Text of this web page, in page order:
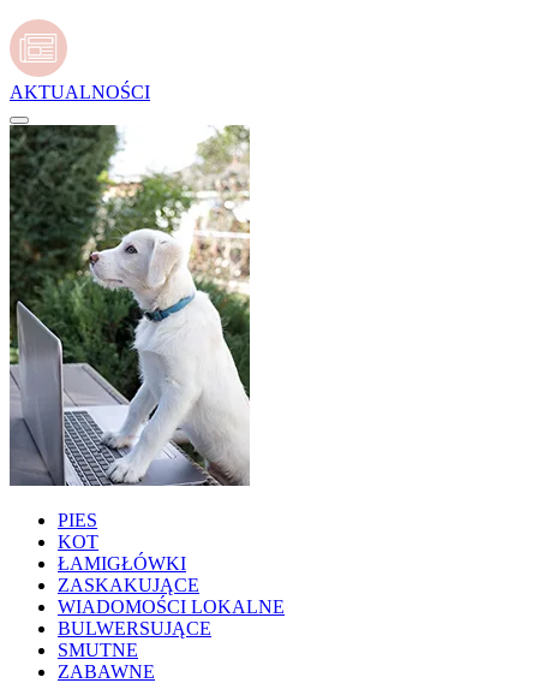
AKTUALNOŚCI
PIES
KOT
ŁAMIGŁÓWKI
ZASKAKUJĄCE
WIADOMOŚCI LOKALNE
BULWERSUJĄCE
SMUTNE
ZABAWNE